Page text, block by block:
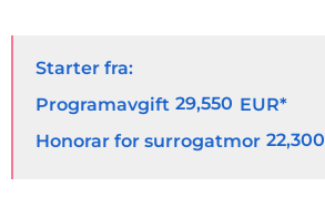
Starter fra:
Programavgift 29,550 EUR*
Honorar for surrogatmor 22,300